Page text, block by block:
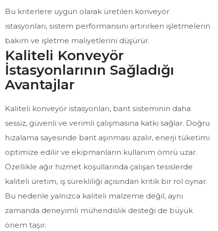
Bu kriterlere uygun olarak üretilen konveyör
istasyonları, sistem performansını artırırken işletmelerin
bakım ve işletme maliyetlerini düşürür.
Kaliteli Konveyör
İstasyonlarının Sağladığı
Avantajlar
Kaliteli konveyör istasyonları, bant sisteminin daha
sessiz, güvenli ve verimli çalışmasına katkı sağlar. Doğru
hizalama sayesinde bant aşınması azalır, enerji tüketimi
optimize edilir ve ekipmanların kullanım ömrü uzar.
Özellikle ağır hizmet koşullarında çalışan tesislerde
kaliteli üretim, iş sürekliliği açısından kritik bir rol oynar.
Bu nedenle yalnızca kaliteli malzeme değil, aynı
zamanda deneyimli mühendislik desteği de büyük
önem taşır.